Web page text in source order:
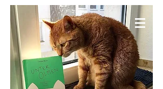
KNIESELS WELT